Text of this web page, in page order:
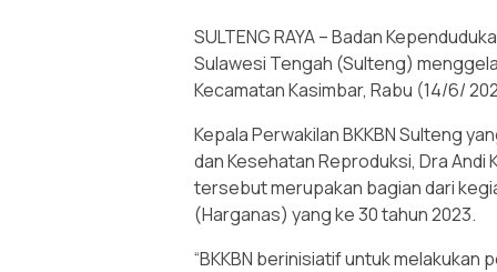
SULTENG RAYA – Badan
Sulawesi Tengah (Sulteng)
Kecamatan Kasimbar, Rabu (14/6/
Kepala Perwakilan BKKBN Sulteng
dan Kesehatan Reproduksi, Dra Andi
tersebut merupakan bagian dari
(Harganas) yang ke 30 tahun 2023.
“BKKBN berinisiatif untuk